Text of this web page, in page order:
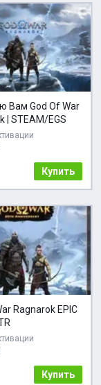
Вам God Of War
| STEAM/EGS
Купить
Ragnarok EPIC
Купить